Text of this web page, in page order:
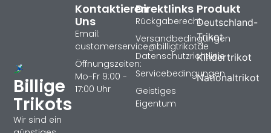
Billige
Trikots
Wir sind ein
Produkt
Deutschland-
Trikot
Kindertrikot
Nationaltrikot
Direktlinks
Rückgaberecht
Versandbedingungen
Datenschutzrichtlinie
Servicebedingungen
Geistiges
Eigentum
Kontaktieren
Uns
Email:
customerservice@billigtrikotde
Öffnungszeiten:
Mo-Fr 9:00 -
17:00 Uhr